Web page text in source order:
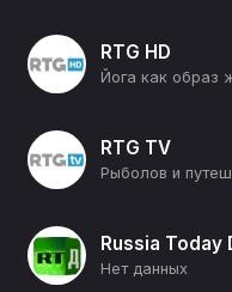
RTG HD
Йога как образ
RTG TV
Russia Today
Нет данных